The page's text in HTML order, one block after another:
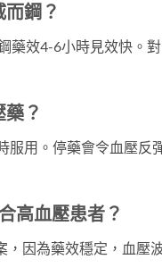
鋼？
藥效4-6小時見效快。
？
服用。停藥會令血壓反
高血壓患者？
因為藥效穩定，血壓